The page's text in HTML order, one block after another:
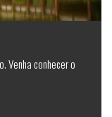
Venha conhecer o